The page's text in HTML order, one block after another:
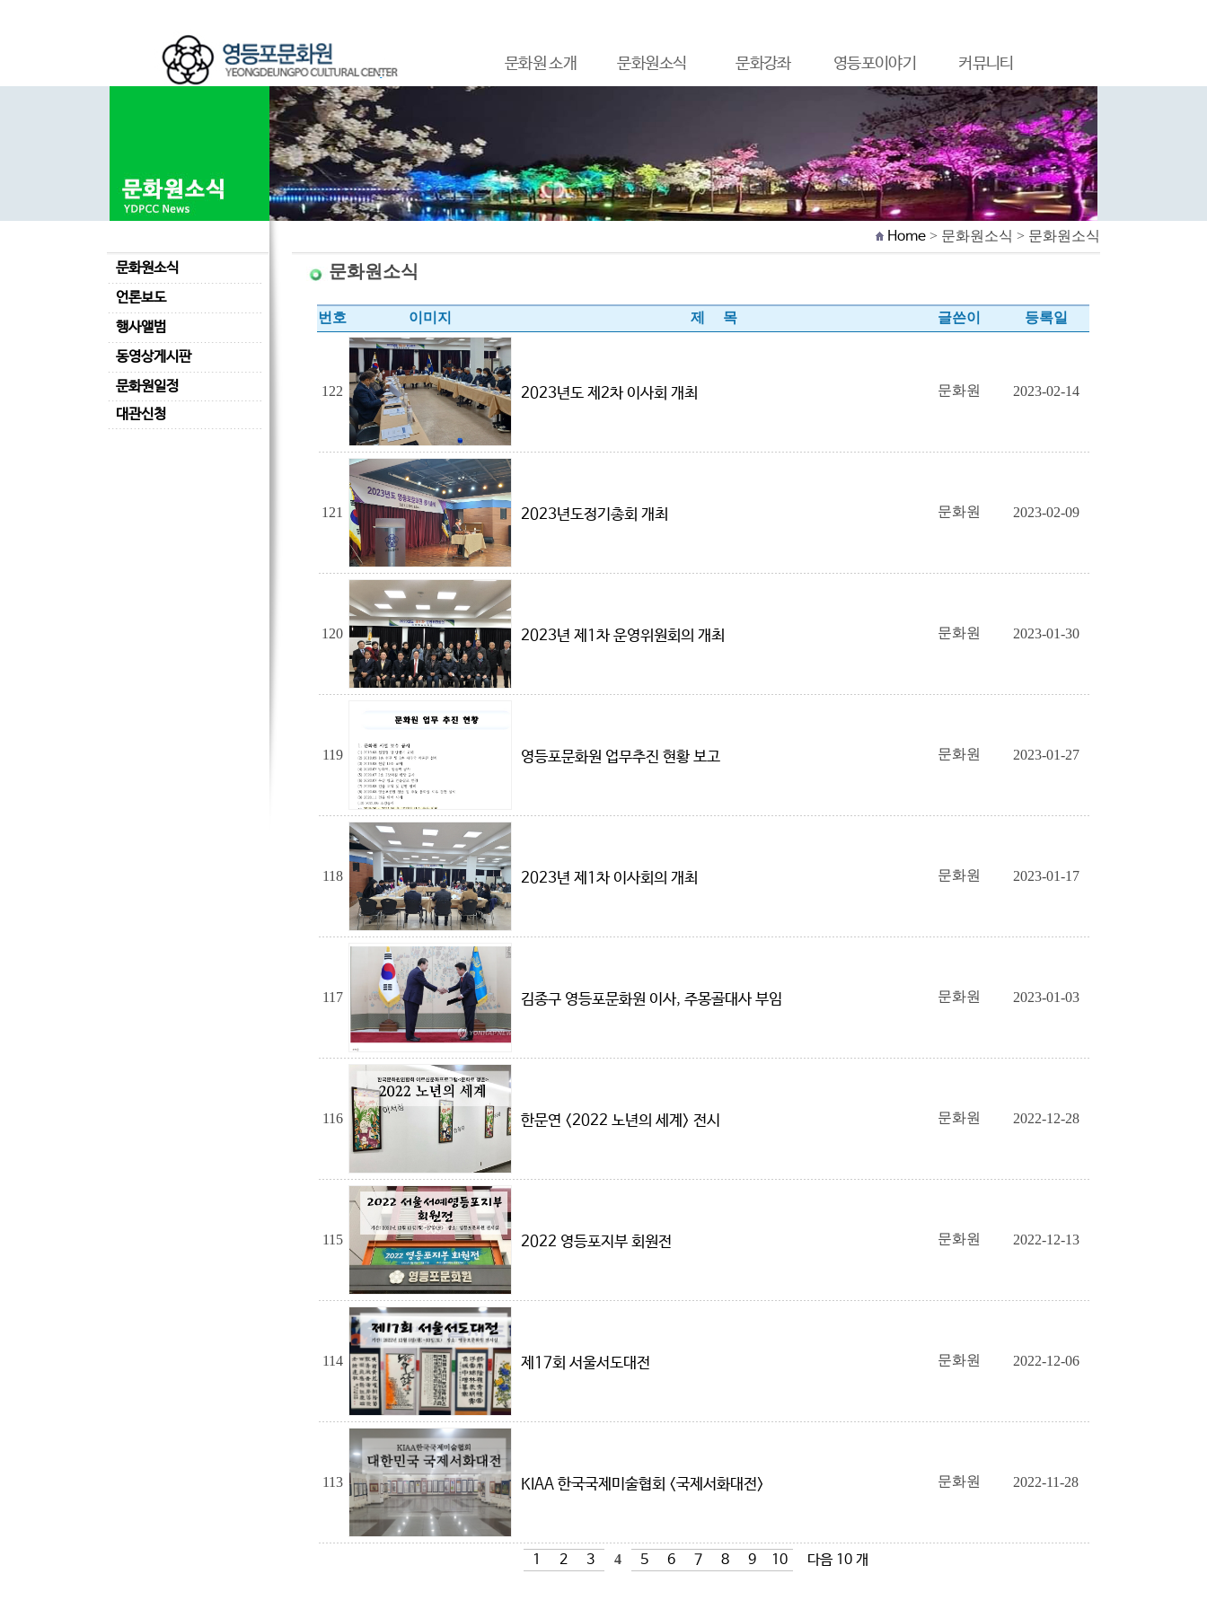
문화원 소개 문화원소식 문화강좌 영등포이야기 커뮤니티
문화원소식
언론보도
행사앨범
동영상게시판
문화원일정
대관신청
Home > 문화원소식 > 문화원소식
문화원소식
번호 이미지 제 목 글쓴이 등록일
122 2023년도 제2차 이사회 개최 문화원 2023-02-14
121 2023년도정기총회 개최 문화원 2023-02-09
120 2023년 제1차 운영위원회의 개최 문화원 2023-01-30
119 영등포문화원 업무추진 현황 보고 문화원 2023-01-27
118 2023년 제1차 이사회의 개최 문화원 2023-01-17
117 김종구 영등포문화원 이사, 주몽골대사 부임 문화원 2023-01-03
116 한문연 <2022 노년의 세계> 전시 문화원 2022-12-28
115 2022 영등포지부 회원전 문화원 2022-12-13
114 제17회 서울서도대전 문화원 2022-12-06
113 KIAA 한국국제미술협회 <국제서화대전> 문화원 2022-11-28
1 2 3 4 5 6 7 8 9 10 다음 10 개